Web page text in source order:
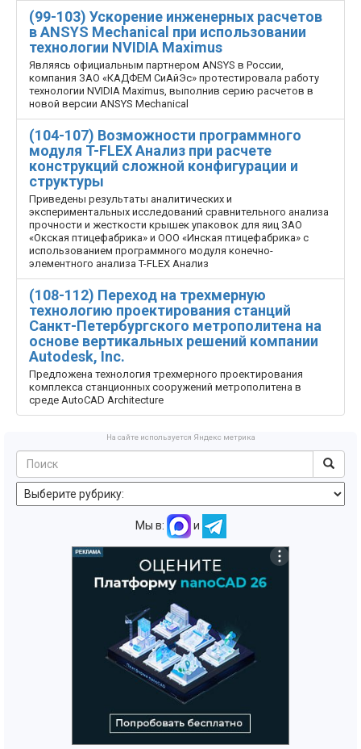
(99-103) Ускорение инженерных расчетов
в ANSYS Mechanical при использовании
технологии NVIDIA Maximus
Являясь официальным партнером ANSYS в России,
компания ЗАО «КАДФЕМ Си­Ай­Эс» протестировала работу
технологии NVIDIA Maximus, выполнив серию расчетов в
новой версии ANSYS Mechanical
(104-107) Возможности программного
модуля T-FLEX Анализ при расчете
конструкций сложной конфигурации и
структуры
Приведены результаты аналитических и
экспериментальных исследований сравнительного анализа
прочности и жесткости крышек упаковок для яиц ЗАО
«Окская птицефабрика» и ООО «Инская птицефабрика» с
использованием программного модуля конечно­
элементного анализа T-FLEX Aнализ
(108-112) Переход на трехмерную
технологию проектирования станций
Санкт-Петербургского метрополитена на
основе вертикальных решений компании
Autodesk, Inc.
Предложена технология трехмерного проектирования
комплекса станционных сооружений метрополитена в
среде AutoCAD Architecture
На сайте используется Яндекс метрика
Мы в: и